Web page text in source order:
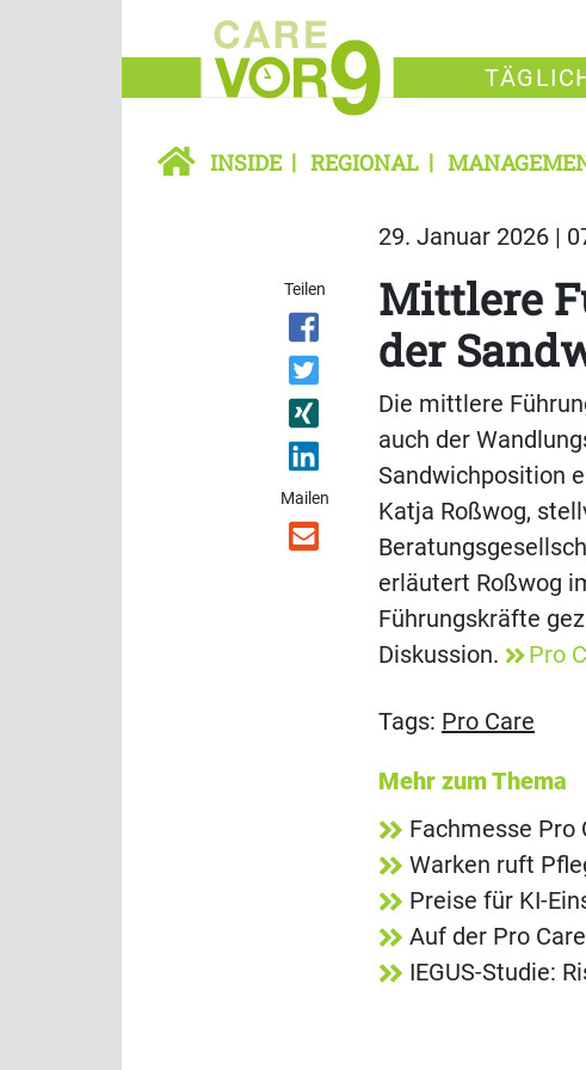
INSIDE REGIONAL
29. Januar 2026 |
Teilen
Mailen
Mittlere
der
Die mittlere
auch der
Sandwichposition
Katja Roßwog,
erläutert Roßwog
Führungskräfte
Diskussion.
Pro
Tags: Pro Care
Mehr zum Thema
Fachmesse Pro
Warken ruft
Preise für KI-
Auf der Pro
IEGUS-Studie: